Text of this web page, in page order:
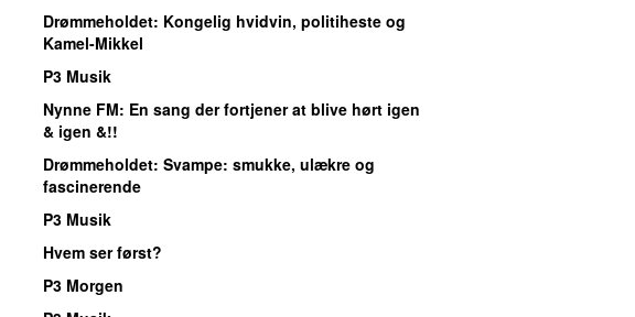
Drømmeholdet: Kongelig hvidvin, politiheste og
Kamel-Mikkel
P3 Musik
Nynne FM: En sang der fortjener at blive hørt igen
& igen &!!
Drømmeholdet: Svampe: smukke, ulækre og
fascinerende
P3 Musik
Hvem ser først?
P3 Morgen